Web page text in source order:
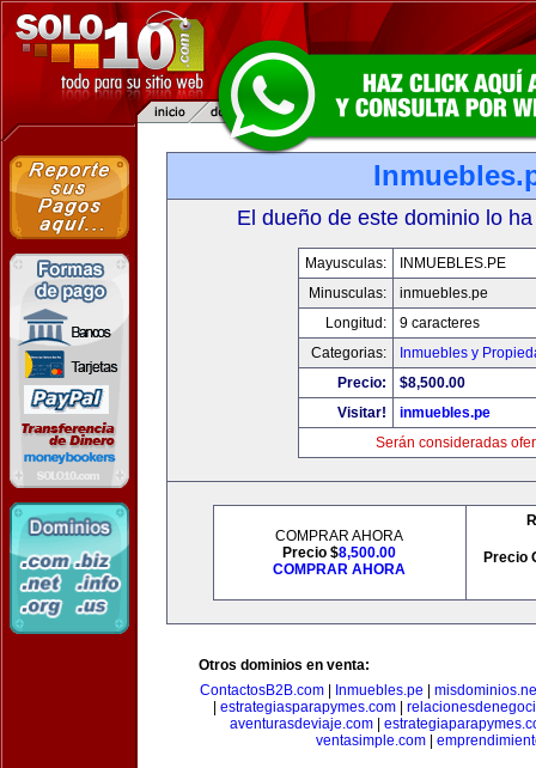
El dueño de este dominio lo
Mayusculas:
INMUEBLES.PE
Minusculas:
inmuebles.pe
Longitud:
9 caracteres
Categorias:
Inmuebles y
Precio:
$8,500.00
Visitar!
inmuebles.pe
Serán consideradas
COMPRAR AHORA
Precio $8,500.00
COMPRAR AHORA
Precio
Otros dominios en venta:
ContactosB2B.com
Inmuebles.pe
estrategiasparapymes.com
aventurasdeviaje.com|
ventasimple.com|